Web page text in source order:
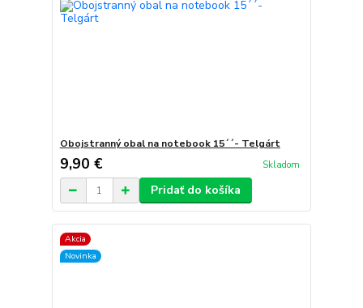
Obojstranný obal na notebook 15´´- Telgárt
9,90 € Skladom
Pridať do košíka
Akcia
Novinka